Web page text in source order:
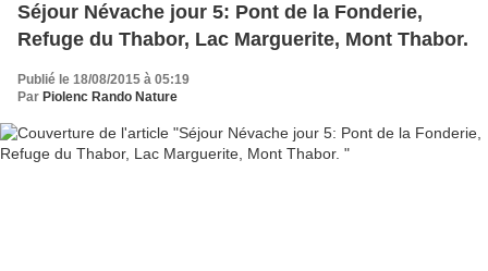
Séjour Névache jour 5: Pont de la Fonderie,
Refuge du Thabor, Lac Marguerite, Mont Thabor.
Publié le 18/08/2015 à 05:19
Par Piolenc Rando Nature